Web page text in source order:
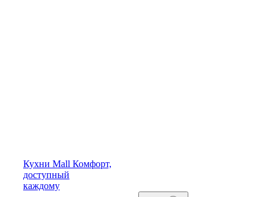
Кухни Mall Комфорт,
доступный
каждому